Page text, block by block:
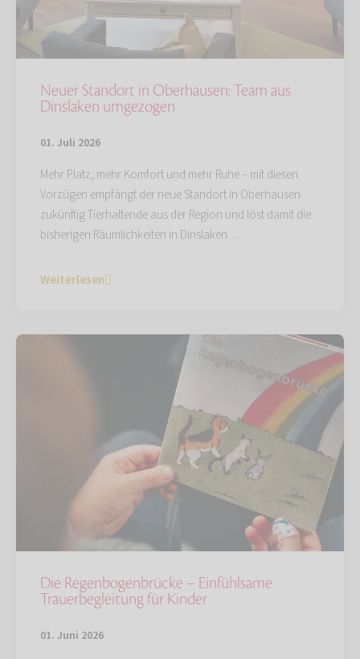
Neuer Standort in Oberhausen: Team aus
Dinslaken umgezogen
01. Juli 2026
Mehr Platz, mehr Komfort und mehr Ruhe – mit diesen
Vorzügen empfängt der neue Standort in Oberhausen
zukünftig Tierhaltende aus der Region und löst damit die
bisherigen Räumlichkeiten in Dinslaken…
Weiterlesen
Die Regenbogenbrücke – Einfühlsame
Trauerbegleitung für Kinder
01. Juni 2026